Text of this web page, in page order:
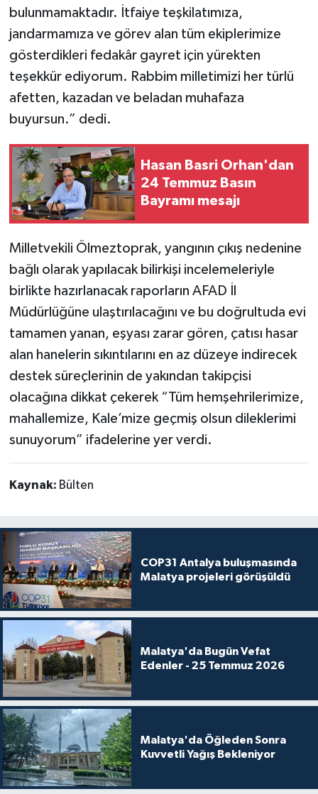
bulunmamaktadır. İtfaiye teşkilatımıza,
jandarmamıza ve görev alan tüm ekiplerimize
gösterdikleri fedakâr gayret için yürekten
teşekkür ediyorum. Rabbim milletimizi her türlü
afetten, kazadan ve beladan muhafaza
buyursun.” dedi.
Hasan Basri Orhan'dan
24 Temmuz Basın
Bayramı mesajı
Milletvekili Ölmeztoprak, yangının çıkış nedenine
bağlı olarak yapılacak bilirkişi incelemeleriyle
birlikte hazırlanacak raporların AFAD İl
Müdürlüğüne ulaştırılacağını ve bu doğrultuda evi
tamamen yanan, eşyası zarar gören, çatısı hasar
alan hanelerin sıkıntılarını en az düzeye indirecek
destek süreçlerinin de yakından takipçisi
olacağına dikkat çekerek “Tüm hemşehrilerimize,
mahallemize, Kale’mize geçmiş olsun dileklerimi
sunuyorum” ifadelerine yer verdi.
Kaynak: Bülten
COP31 Antalya buluşmasında
Malatya projeleri görüşüldü
Malatya'da Bugün Vefat
Edenler - 25 Temmuz 2026
Malatya'da Öğleden Sonra
Kuvvetli Yağış Bekleniyor